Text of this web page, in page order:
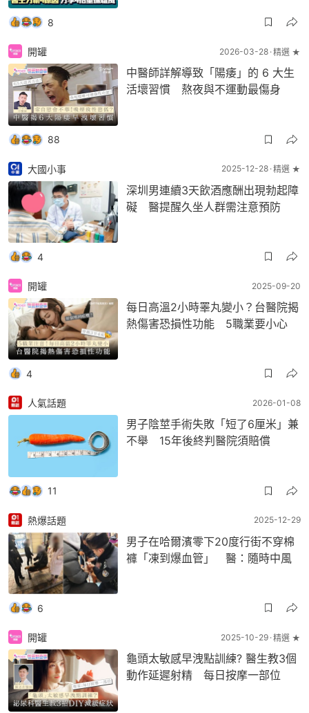
8
開罐 2026-03-28 精選 ★
中醫師詳解導致「陽痿」的 6 大生
活壞習慣 熬夜與不運動最傷身
88
大國小事 2025-12-28 精選 ★
深圳男連續3天飲酒應酬出現勃起障
礙 醫提醒久坐人群需注意預防
4
開罐 2025-09-20
每日高溫2小時睪丸變小？台醫院揭
熱傷害恐損性功能 5職業要小心
4
人氣話題 2026-01-08
男子陰莖手術失敗「短了6厘米」兼
不舉 15年後終判醫院須賠償
11
熱爆話題 2025-12-29
男子在哈爾濱零下20度行街不穿棉
褲「凍到爆血管」 醫：隨時中風
6
開罐 2025-10-29 精選 ★
龜頭太敏感早洩點訓練? 醫生教3個
動作延遲射精 每日按摩一部位